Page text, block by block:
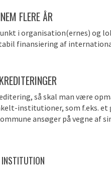
FLEREÅR
i organisation(ernes) og
finansiering af
, så skal man være
institutioner, som f.eks. et
ansøger på vegne af
INSTITUTION